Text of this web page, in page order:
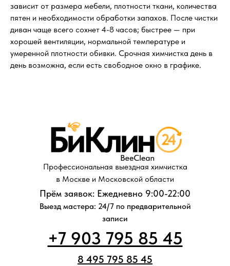
зависит от размера мебели, плотности ткани, количества
пятен и необходимости обработки запахов. После чистки
диван чаще всего сохнет 4-8 часов; быстрее — при
хорошей вентиляции, нормальной температуре и
умеренной плотности обивки. Срочная химчистка день в
день возможна, если есть свободное окно в графике.
Профессиональная выездная химчистка
в Москве и Московской области
Прём заявок: Ежедневно 9:00-22:00
Выезд мастера: 24/7 по предварительной
записи
+7 903 795 85 45
8 495 795 85 45